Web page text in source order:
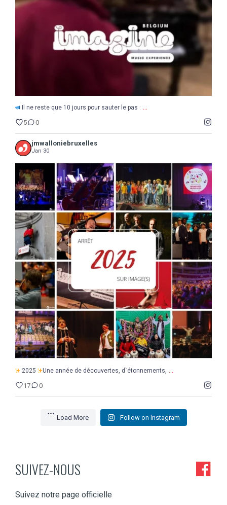
5
Il ne reste que 10 jours pour sauter le pas : ...
5 0
jmwalloniebruxelles
Jan 30
2025 Une année de découvertes, d`étonnements, ...
2025 Une année de découvertes, d`étonnements, ...
17 0
Load More Follow on Instagram
SUIVEZ-NOUS
Suivez notre page officielle